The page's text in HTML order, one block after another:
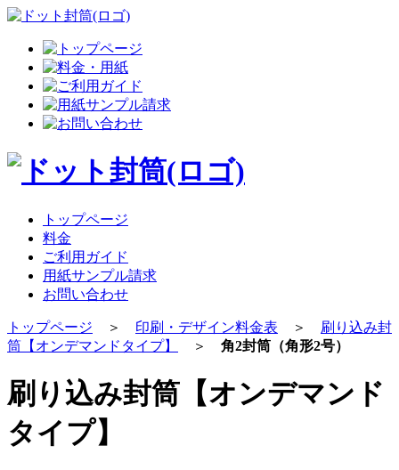
トップページ
料金
ご利用ガイド
用紙サンプル請求
お問い合わせ
トップページ ＞ 印刷・デザイン料金表 ＞ 刷り込み封
筒【オンデマンドタイプ】
＞ 角2封筒（角形2号）
刷り込み封筒【オンデマンド
タイプ】